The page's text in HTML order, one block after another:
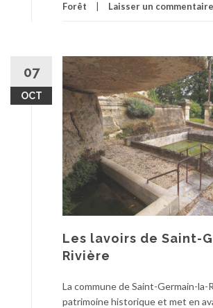
Forêt Laisser un commentaire
07
OCT
Les lavoirs de Saint-
Rivière
La commune de Saint-Germain-la-
patrimoine historique et met en